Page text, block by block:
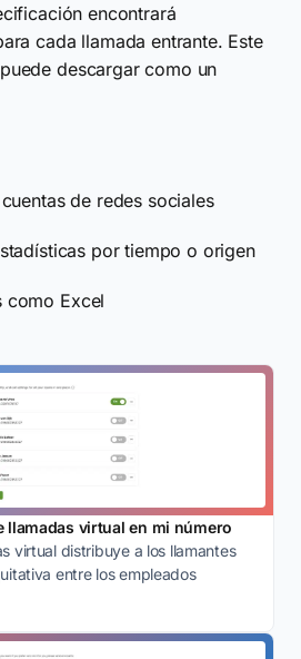
encontrará
cada llamada entrante. Este
descargar como un
de redes sociales
por tiempo o origen
como Excel
llamadas virtual en mi número
virtual distribuye a los llamantes
entre los empleados